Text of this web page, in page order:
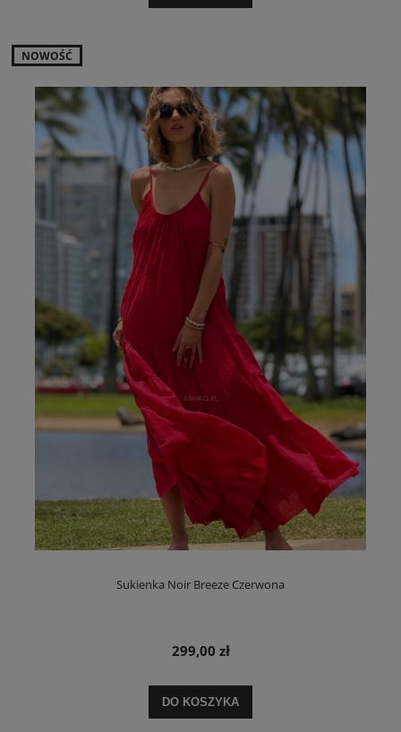
Sukienka Noir Breeze Czerwona
299,00 zł
DO KOSZYKA
NOWOŚĆ